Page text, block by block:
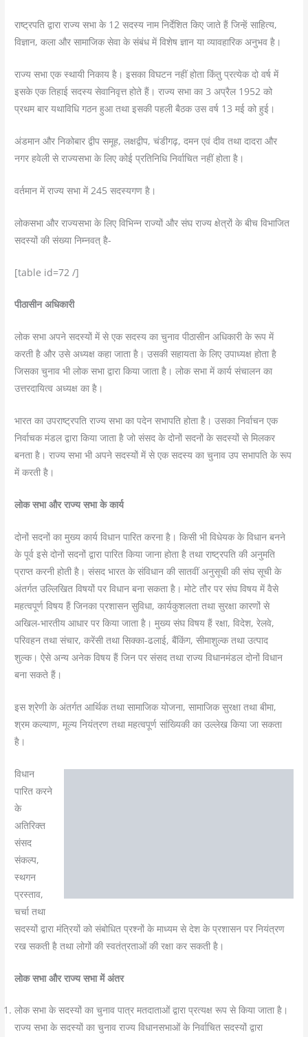
राष्ट्रपति द्वारा राज्य सभा के 12 सदस्य नाम निर्देशित किए जाते हैं जिन्हें साहित्य,
विज्ञान, कला और सामाजिक सेवा के संबंध में विशेष ज्ञान या व्यावहारिक अनुभव है।
राज्य सभा एक स्थायी निकाय है। इसका विघटन नहीं होता किंतु प्रत्येक दो वर्ष में
इसके एक तिहाई सदस्य सेवानिवृत्त होते हैं। राज्य सभा का 3 अप्रैल 1952 को
प्रथम बार यथाविधि गठन हुआ तथा इसकी पहली बैठक उस वर्ष 13 मई को हुई।
अंडमान और निकोबार द्वीप समूह, लक्षद्वीप, चंडीगढ़, दमन एवं दीव तथा दादरा और
नगर हवेली से राज्यसभा के लिए कोई प्रतिनिधि निर्वाचित नहीं होता है।
वर्तमान में राज्य सभा में 245 सदस्यगण है।
लोकसभा और राज्यसभा के लिए विभिन्न राज्यों और संघ राज्य क्षेत्रों के बीच विभाजित
सदस्यों की संख्या निम्नवत् है-
[table id=72 /]
पीठासीन अधिकारी
लोक सभा अपने सदस्यों में से एक सदस्य का चुनाव पीठासीन अधिकारी के रूप में
करती है और उसे अध्यक्ष कहा जाता है। उसकी सहायता के लिए उपाध्यक्ष होता है
जिसका चुनाव भी लोक सभा द्वारा किया जाता है। लोक सभा में कार्य संचालन का
उत्तरदायित्व अध्यक्ष का है।
भारत का उपराष्ट्रपति राज्य सभा का पदेन सभापति होता है। उसका निर्वाचन एक
निर्वाचक मंडल द्वारा किया जाता है जो संसद के दोनों सदनों के सदस्यों से मिलकर
बनता है। राज्य सभा भी अपने सदस्यों में से एक सदस्य का चुनाव उप सभापति के रूप
में करती है।
लोक सभा और राज्य सभा के कार्य
दोनों सदनों का मुख्य कार्य विधान पारित करना है। किसी भी विधेयक के विधान बनने
के पूर्व इसे दोनों सदनों द्वारा पारित किया जाना होता है तथा राष्ट्रपति की अनुमति
प्राप्त करनी होती है। संसद भारत के संविधान की सातवीं अनुसूची की संघ सूची के
अंतर्गत उल्लिखित विषयों पर विधान बना सकता है। मोटे तौर पर संघ विषय में वैसे
महत्वपूर्ण विषय हैं जिनका प्रशासन सुविधा, कार्यकुशलता तथा सुरक्षा कारणों से
अखिल-भारतीय आधार पर किया जाता है। मुख्य संघ विषय हैं रक्षा, विदेश, रेलवे,
परिवहन तथा संचार, करेंसी तथा सिक्का-ढलाई, बैंकिंग, सीमाशुल्क तथा उत्पाद
शुल्क। ऐसे अन्य अनेक विषय हैं जिन पर संसद तथा राज्य विधानमंडल दोनों विधान
बना सकते हैं।
इस श्रेणी के अंतर्गत आर्थिक तथा सामाजिक योजना, सामाजिक सुरक्षा तथा बीमा,
श्रम कल्याण, मूल्य नियंत्रण तथा महत्वपूर्ण सांख्यिकी का उल्लेख किया जा सकता
है।
विधान
पारित करने
के
अतिरिक्त
संसद
संकल्प,
स्थगन
प्रस्ताव,
चर्चा तथा
सदस्यों द्वारा मंत्रियों को संबोधित प्रश्नों के माध्यम से देश के प्रशासन पर नियंत्रण
रख सकती है तथा लोगों की स्वतंत्रताओं की रक्षा कर सकती है।
लोक सभा और राज्य सभा में अंतर
लोक सभा के सदस्यों का चुनाव पात्र मतदाताओं द्वारा प्रत्यक्ष रूप से किया जाता है।
राज्य सभा के सदस्यों का चुनाव राज्य विधानसभाओं के निर्वाचित सदस्यों द्वारा